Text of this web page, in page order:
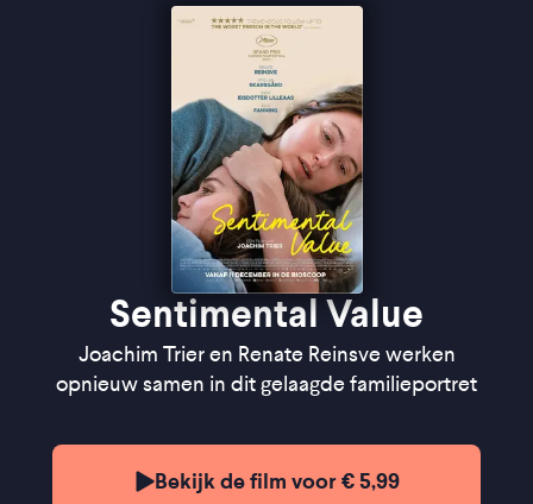
"Trier laat zien hoe onze persoonlijke ervaringen
onze waarden bepalen de ons kunnen kwetsen en
Cinemagazine
"Je hebt er als kijker niets meer aan toe te voegen" -
Sentimental Value
Joachim Trier en Renate Reinsve werken
opnieuw samen in dit gelaagde familieportret
Bekijk de film voor € 5,99